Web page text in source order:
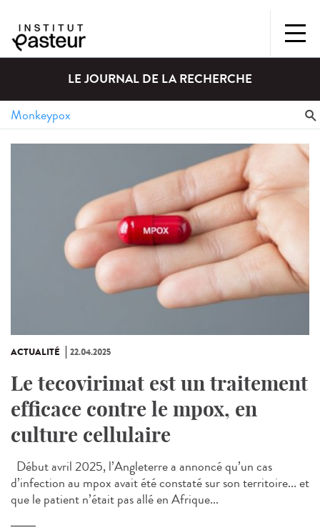
LE JOURNAL DE LA RECHERCHE
ACTUALITÉ 22.04.2025
Le tecovirimat est un traitement
efficace contre le mpox, en
culture cellulaire
Début avril 2025, l’Angleterre a annoncé qu’un cas
d’infection au mpox avait été constaté sur son territoire... et
que le patient n’était pas allé en Afrique...